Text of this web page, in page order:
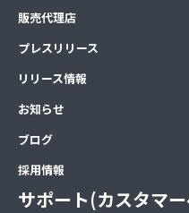
販売代理店
プレスリリース
リリース情報
お知らせ
ブログ
採用情報
サポート(カスタマ